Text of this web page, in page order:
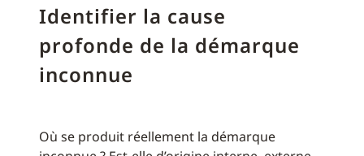
Identifier la cause
profonde de la démarque
inconnue
Où se produit réellement la démarque